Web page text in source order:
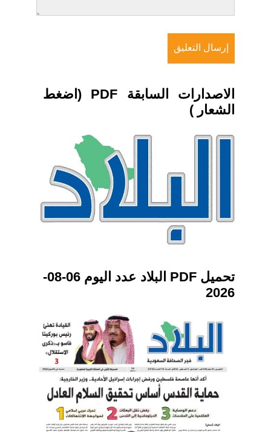
الاصدارات السابقة PDF (اضغط
الشعار )
تحميل PDF البلاد عدد اليوم 06-08-
2026